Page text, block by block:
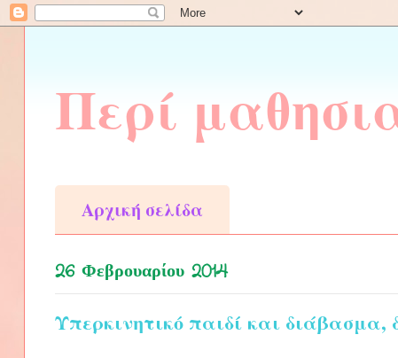
Περί
Αρχική σελίδα
26 Φεβρουαρίου 2014
Υπερκινητικό παιδί και διάβασμα,